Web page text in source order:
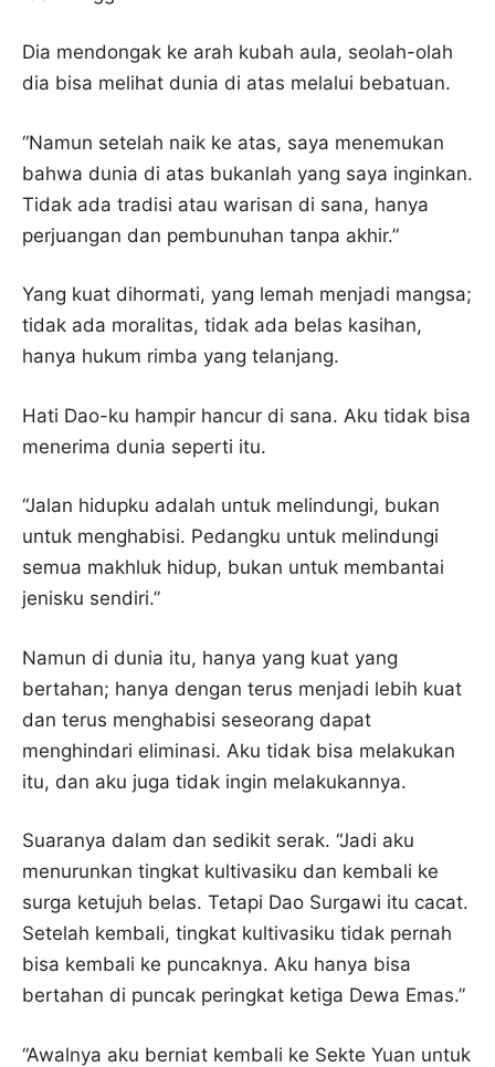
Dia mendongak ke arah kubah aula, seolah-olah
dia bisa melihat dunia di atas melalui bebatuan.
“Namun setelah naik ke atas, saya menemukan
bahwa dunia di atas bukanlah yang saya inginkan.
Tidak ada tradisi atau warisan di sana, hanya
perjuangan dan pembunuhan tanpa akhir.”
Yang kuat dihormati, yang lemah menjadi mangsa;
tidak ada moralitas, tidak ada belas kasihan,
hanya hukum rimba yang telanjang.
Hati Dao-ku hampir hancur di sana. Aku tidak bisa
menerima dunia seperti itu.
“Jalan hidupku adalah untuk melindungi, bukan
untuk menghabisi. Pedangku untuk melindungi
semua makhluk hidup, bukan untuk membantai
jenisku sendiri.”
Namun di dunia itu, hanya yang kuat yang
bertahan; hanya dengan terus menjadi lebih kuat
dan terus menghabisi seseorang dapat
menghindari eliminasi. Aku tidak bisa melakukan
itu, dan aku juga tidak ingin melakukannya.
Suaranya dalam dan sedikit serak. “Jadi aku
menurunkan tingkat kultivasiku dan kembali ke
surga ketujuh belas. Tetapi Dao Surgawi itu cacat.
Setelah kembali, tingkat kultivasiku tidak pernah
bisa kembali ke puncaknya. Aku hanya bisa
bertahan di puncak peringkat ketiga Dewa Emas.”
“Awalnya aku berniat kembali ke Sekte Yuan untuk